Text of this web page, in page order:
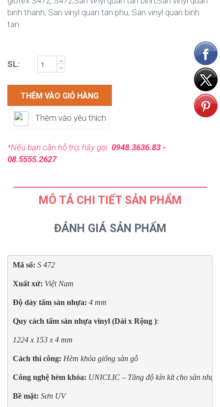
binh thanh, San vinyl quan tan phu, San vinyl quan binh
tan
SL:
THÊM VÀO GIỎ HÀNG
Thêm vào yêu thích
*Nếu bạn cần hỗ trợ, hãy gọi: 0948.3636.83 -
08.5555.2627
MÔ TẢ CHI TIẾT SẢN PHẨM
ĐÁNH GIÁ SẢN PHẨM
Mã số: S 472
Xuất xứ: Việt Nam
Độ dày tấm sàn nhựa: 4 mm
Quy cách tấm sàn nhựa vinyl (Dài x Rộng ):
1224 x 153 x 4 mm
Cách thi công: Hèm khóa giống sàn gỗ
Công nghệ hèm khóa: UNICLIC – Tăng độ kín kít cho sàn nhựa
Bề mặt: Sơn UV